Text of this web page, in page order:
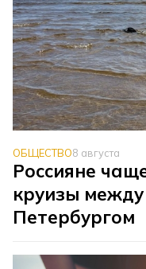
ОБЩЕСТВО8 августа
Россияне
круизы
Петербургом